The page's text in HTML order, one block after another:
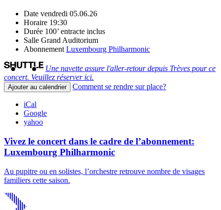
Date vendredi 05.06.26
Horaire 19:30
Durée 100’ entracte inclus
Salle Grand Auditorium
Abonnement Luxembourg Philharmonic
Une navette assure l'aller-retour depuis Trèves pour ce
concert. Veuillez réserver ici.
Ajouter au calendrier Comment se rendre sur place?
iCal
Google
yahoo
Vivez le concert dans le cadre de l’abonnement:
Luxembourg Philharmonic
Au pupitre ou en solistes, l’orchestre retrouve nombre de visages
familiers cette saison.